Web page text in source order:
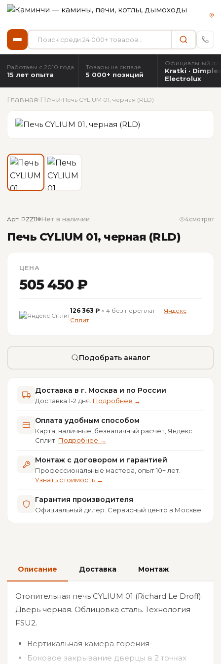
Работаем с 2010 года
15 лет опыта
Товары на складе
5 000+ позиций
Официальный
Kratki · Dimplex
Electrolux
Главная› Печи›Печь CYLIUM 01, черная (RLD)
Арт: PZZ11 Нет в наличии 4смотрят
Печь CYLIUM 01, черная (RLD)
ЦЕНА
505 450 ₽
126 363 ₽ × 4 без переплат — Яндекс
Сплит
Подобрать аналог
Доставка в г. Москва и по России
Доставка 1-2 дня. Подробнее →
Оплата удобным способом
Карта, наличные, безналичный расчёт, Яндекс
Сплит. Подробнее →
Монтаж с договором и гарантией
Профессиональные мастера, опыт 10+ лет.
Узнать стоимость →
Гарантия производителя
Официальный дилер. Сервисный центр в Москве.
Описание Доставка Монтаж
Отопительная печь CYLIUM 01 (Richard Le Droff).
Дверь черная. Облицовка сталь. Технология
FSU2.
Вертикальная камера горения
Боковое закрывание дверцы в 2 точках